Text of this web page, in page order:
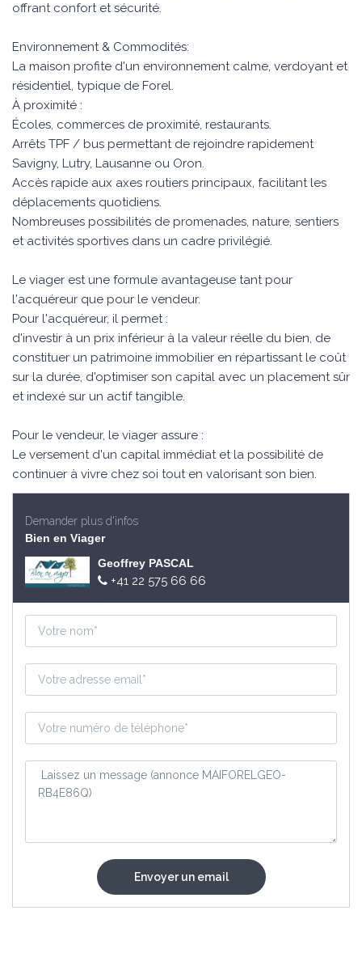
offrant confort et sécurité.
Environnement & Commodités:
La maison profite d'un environnement calme, verdoyant et
résidentiel, typique de Forel.
À proximité :
Écoles, commerces de proximité, restaurants.
Arrêts TPF / bus permettant de rejoindre rapidement
Savigny, Lutry, Lausanne ou Oron.
Accès rapide aux axes routiers principaux, facilitant les
déplacements quotidiens.
Nombreuses possibilités de promenades, nature, sentiers
et activités sportives dans un cadre privilégié.
Le viager est une formule avantageuse tant pour
l'acquéreur que pour le vendeur.
Pour l'acquéreur, il permet :
d'investir à un prix inférieur à la valeur réelle du bien, de
constituer un patrimoine immobilier en répartissant le coût
sur la durée, d'optimiser son capital avec un placement sûr
et indexé sur un actif tangible.
Pour le vendeur, le viager assure :
Le versement d'un capital immédiat et la possibilité de
continuer à vivre chez soi tout en valorisant son bien.
Demander plus d'infos
Bien en Viager
Geoffrey PASCAL
+41 22 575 66 66